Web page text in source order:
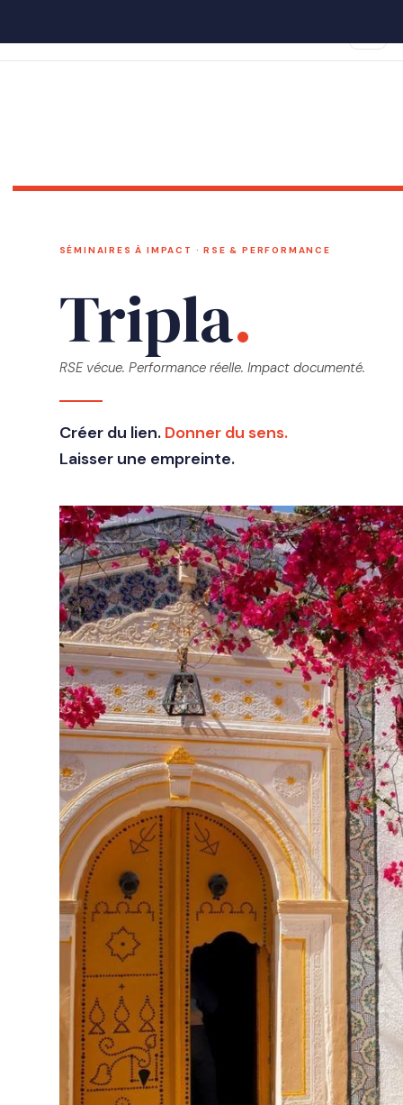
SÉMINAIRES À IMPACT · RSE & PERFORMANCE
Tripla.
RSE vécue. Performance réelle. Impact documenté.
Créer du lien. Donner du sens.
Laisser une empreinte.